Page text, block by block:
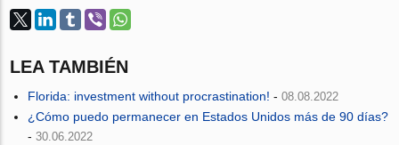
LEA TAMBIÉN
Florida: investment without procrastination! -08.08.2022
¿Cómo puedo permanecer en Estados Unidos más de 90 días?
-30.06.2022